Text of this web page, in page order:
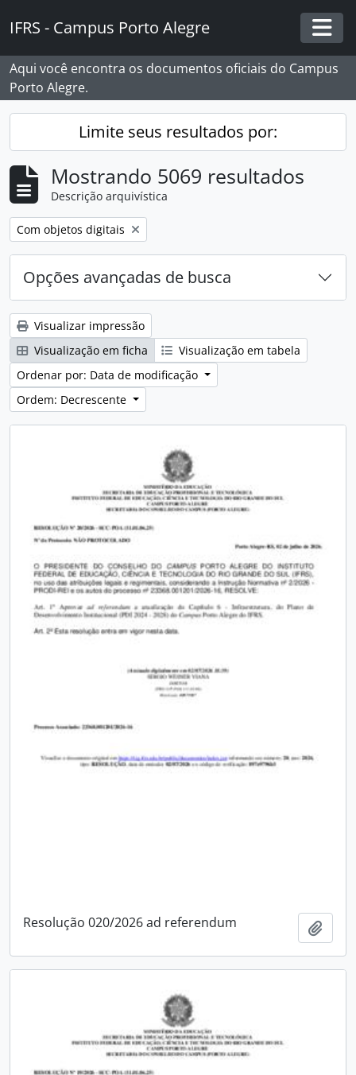
IFRS - Campus Porto Alegre
Aqui você encontra os documentos oficiais do Campus
Porto Alegre.
Limite seus resultados por:
Mostrando 5069 resultados
Descrição arquivística
Remover filtro:
Com objetos digitais
Opções avançadas de busca
Visualizar impressão
Visualização em ficha
Visualização em tabela
Ordenar por: Data de modificação
Ordem: Decrescente
Resolução 020/2026 ad referendum